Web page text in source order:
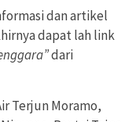
dan artikel
dapat lah link
dari
Terjun Moramo,